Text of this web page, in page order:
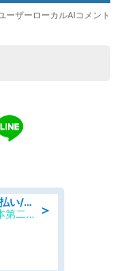
＞
自動車製品の加工・運搬/寮完備/日払い/工場・製造
UTエージェント株式会社AGT西日本第二CU